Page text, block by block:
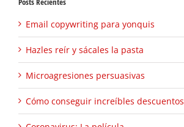
Email copywriting para yonquis
Hazles reír y sácales la pasta
Microagresiones persuasivas
Cómo conseguir increíbles descuentos